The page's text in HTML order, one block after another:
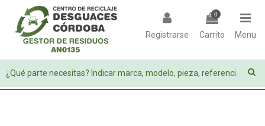
Registrarse
0
Carrito Menu